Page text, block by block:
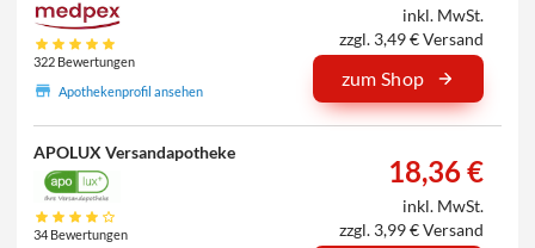
322 Bewertungen
Apothekenprofil ansehen
inkl. MwSt.
zzgl. 3,49 € Versand
zum Shop
APOLUX Versandapotheke
34 Bewertungen
18,36 €
inkl. MwSt.
zzgl. 3,99 € Versand